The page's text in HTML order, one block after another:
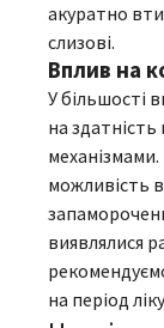
акуратно
слизові.
Вплив на
У більшості
на
можливість
виявлялися
на період